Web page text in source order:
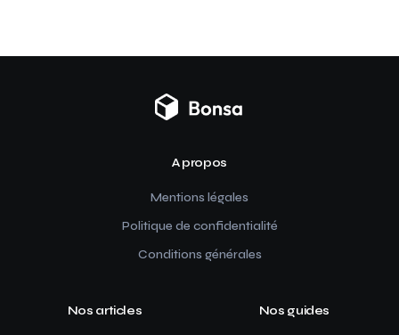
A propos
Mentions légales
Politique de confidentialité
Conditions générales
Nos articles Nos guides